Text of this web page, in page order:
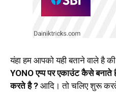
यंहा हम आपको यही बताने वाले है की
YONO एप्प पर एकाउंट कैसे
करते है ? आदि। तो चलिए शुरू